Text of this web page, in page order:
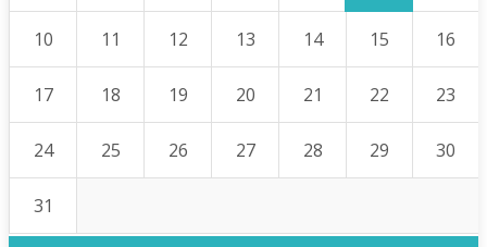
10 11 12 13 14 15 16
17 18 19 20 21 22 23
24 25 26 27 28 29 30
31